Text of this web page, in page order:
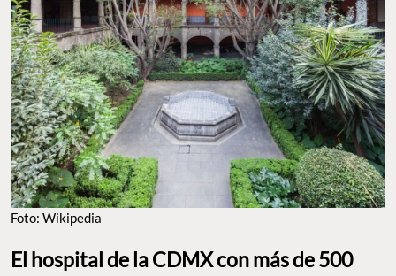
Foto: Wikipedia
El hospital de la CDMX con más de 500